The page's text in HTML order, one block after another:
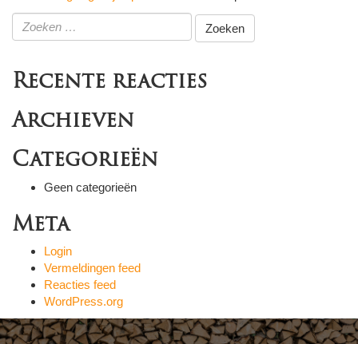
Zoeken
naar:
Recente reacties
Archieven
Categorieën
Geen categorieën
Meta
Login
Vermeldingen feed
Reacties feed
WordPress.org